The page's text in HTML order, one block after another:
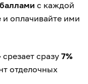
с каждой
и оплачивайте ими
сразу7%
отделочных